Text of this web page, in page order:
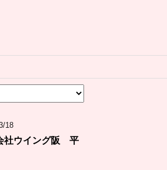
18
社ウイング阪 平